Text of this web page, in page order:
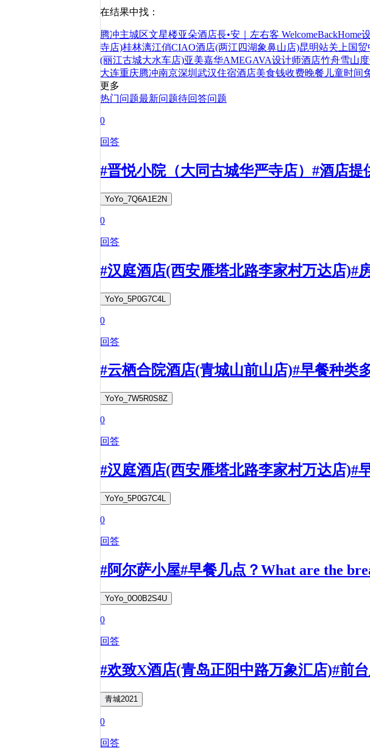
在结果中找：
腾冲主城区文星楼亚朵酒店長•安｜左右客
寺店)桂林漓江俏CIAO酒店(两江四湖象鼻山店)昆明站关上国
(丽江古城大水车店)亚美嘉华AMEGAVA设计师酒店竹舟雪山
大连重庆腾冲南京深圳 武汉住宿酒店美食钱收费晚餐 儿童时间
更多
热门问题最新问题待回答问题
0
回答
#晋悦小院（大同古城华严寺店）#酒店提
YoYo_7Q6A1E2N
0
回答
#汉庭酒店(西安雁塔北路李家村万达店)#
YoYo_5P0G7C4L
0
回答
#云栖合院酒店(青城山前山店)#早餐种类
YoYo_7W5R0S8Z
0
回答
#汉庭酒店(西安雁塔北路李家村万达店)#
YoYo_5P0G7C4L
0
回答
#阿尔萨小屋#早餐几点？What are the
YoYo_0O0B2S4U
0
回答
#欢致X酒店(青岛正阳中路万象汇店)#前
青城2021
0
回答